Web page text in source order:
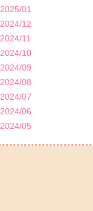
2025/01
2024/12
2024/11
2024/10
2024/09
2024/08
2024/07
2024/06
2024/05